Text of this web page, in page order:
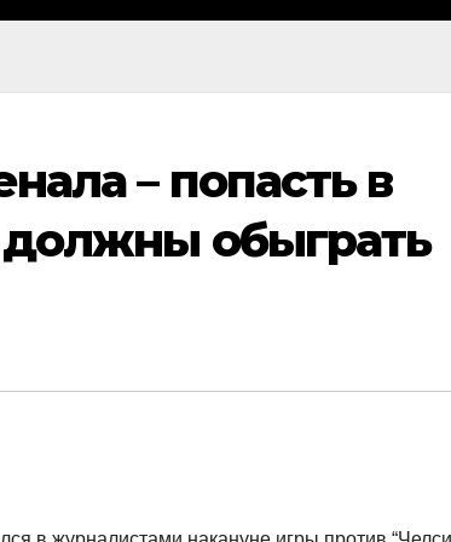
– попасть в
обыграть